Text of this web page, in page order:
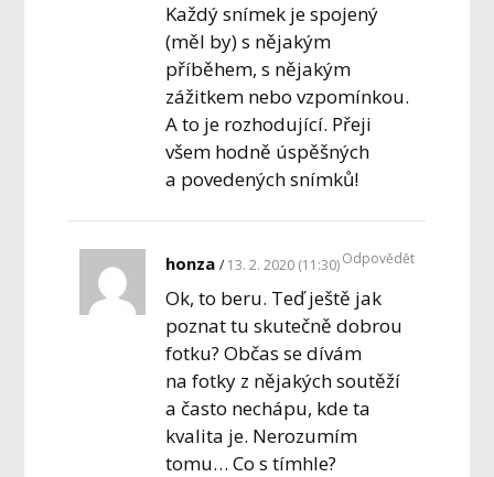
Každý snímek je spojený
(měl by) s nějakým
příběhem, s nějakým
zážitkem nebo vzpomínkou.
A to je rozhodující. Přeji
všem hodně úspěšných
a povedených snímků!
honza 13. 2. 2020 (11:30)
Ok, to beru. Teď ještě jak
poznat tu skutečně dobrou
fotku? Občas se dívám
na fotky z nějakých soutěží
a často nechápu, kde ta
kvalita je. Nerozumím
tomu… Co s tímhle?
Odpovědět